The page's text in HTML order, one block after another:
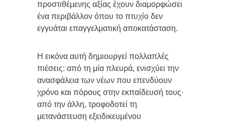
προστιθέμενης αξίας έχουν διαμορφώσει
ένα περιβάλλον όπου το πτυχίο δεν
εγγυάται επαγγελματική αποκατάσταση.
Η εικόνα αυτή δημιουργεί πολλαπλές
πιέσεις: από τη μία πλευρά, ενισχύει την
ανασφάλεια των νέων που επενδύουν
χρόνο και πόρους στην εκπαίδευσή τους·
από την άλλη, τροφοδοτεί τη
μετανάστευση εξειδικευμένου